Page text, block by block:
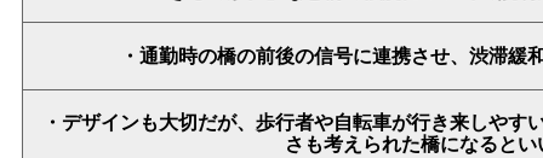
・通勤時の橋の前後の信号に連携させ、渋滞緩
・デザインも大切だが、歩行者や自転車が行き来しや
さも考えられた橋になると